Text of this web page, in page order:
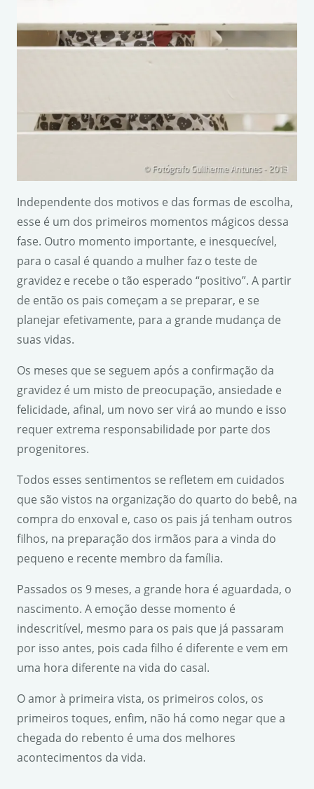
Independente dos motivos e das formas de escolha,
esse é um dos primeiros momentos mágicos dessa
fase. Outro momento importante, e inesquecível,
para o casal é quando a mulher faz o teste de
gravidez e recebe o tão esperado “positivo”. A partir
de então os pais começam a se preparar, e se
planejar efetivamente, para a grande mudança de
suas vidas.
Os meses que se seguem após a confirmação da
gravidez é um misto de preocupação, ansiedade e
felicidade, afinal, um novo ser virá ao mundo e isso
requer extrema responsabilidade por parte dos
progenitores.
Todos esses sentimentos se refletem em cuidados
que são vistos na organização do quarto do bebê, na
compra do enxoval e, caso os pais já tenham outros
filhos, na preparação dos irmãos para a vinda do
pequeno e recente membro da família.
Passados os 9 meses, a grande hora é aguardada, o
nascimento. A emoção desse momento é
indescritível, mesmo para os pais que já passaram
por isso antes, pois cada filho é diferente e vem em
uma hora diferente na vida do casal.
O amor à primeira vista, os primeiros colos, os
primeiros toques, enfim, não há como negar que a
chegada do rebento é uma dos melhores
acontecimentos da vida.